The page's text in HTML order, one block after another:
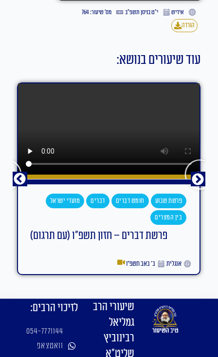
אידיש י״ט בניסן תשפ״ב
מס' שיעור: 764
הורדה
עוד שיעורים בנושא:
פרשת שבוע חומש דברים דברים מועדי ישראל
בין המצרים
פרשת דברים – חזון תשפ"ו (עם תרגום)
אנגלית ב׳ באב תשפ״ו
שיעורי הרב
גמליאל
רבינוביץ
שליט"א
לזיכוי הרבים:
054-7771144
וואטצאפ